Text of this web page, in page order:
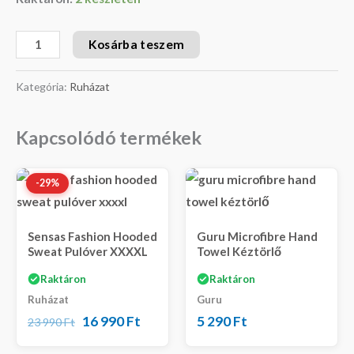
Kosárba teszem
Kategória: Ruházat
Kapcsolódó termékek
-29%
Sensas Fashion Hooded
Sweat Pulóver XXXXL
Raktáron
Ruházat
23 990Ft
Original
23
990 Ft.
16 990Ft
Current
16
990 Ft.
Guru Microfibre Hand
Towel Kéztörlő
Raktáron
Guru
5 290Ft